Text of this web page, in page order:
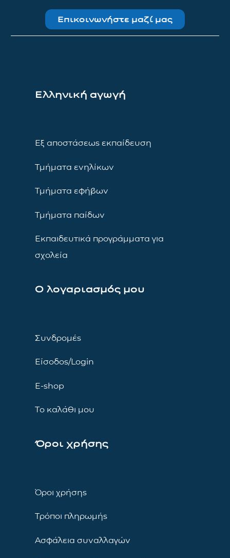
Επικοινωνήστε μαζί μας
Ελληνική αγωγή
Εξ αποστάσεως εκπαίδευση
Τμήματα ενηλίκων
Τμήματα εφήβων
Τμήματα παίδων
Εκπαιδευτικά προγράμματα για
σχολεία
Ο λογαριασμός μου
Συνδρομές
Είσοδος/Login
E-shop
Το καλάθι μου
Όροι χρήσης
Όροι χρήσης
Τρόποι πληρωμής
Ασφάλεια συναλλαγών